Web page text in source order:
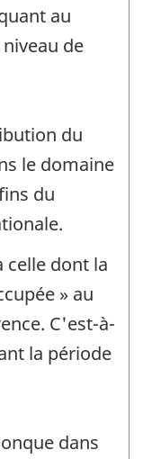
au
de
du
le domaine
du
celle dont la
» au
C'est-à-
la période
dans